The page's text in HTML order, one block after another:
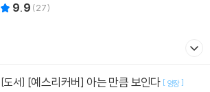
9.9 (27)
[도서] [예스리커버] 아는 만큼 보인다 [ 양장]